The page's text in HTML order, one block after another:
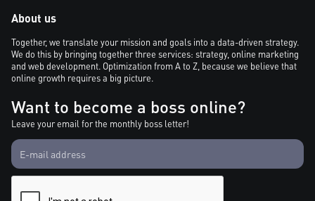
About us
Together, we translate your mission and goals into a data-driven strategy.
We do this by bringing together three services: strategy, online marketing
and web development. Optimization from A to Z, because we believe that
online growth requires a big picture.
Want to become a boss online?
Leave your email for the monthly boss letter!